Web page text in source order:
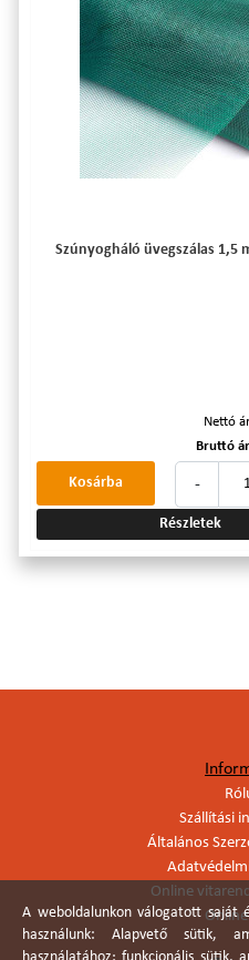
Szúnyogháló üvegszálas 1,5
Nettó
Bruttó
-
Kosárba
Részletek
Szállítási
Általános
Online
A weboldalunkon válogatott saját
használunk: Alapvető sütik,